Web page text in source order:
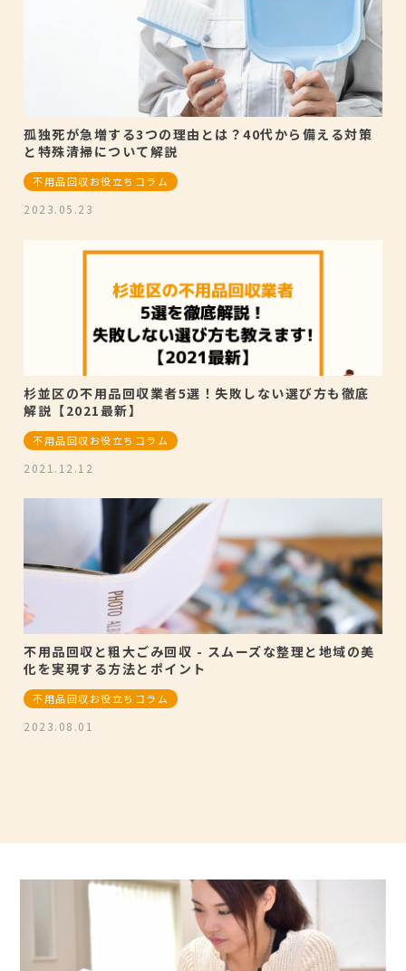
孤独死が急増する3つの理由とは？40代から備える対策
と特殊清掃について解説
不用品回収お役立ちコラム
2023.05.23
杉並区の不用品回収業者5選！失敗しない選び方も徹底
解説【2021最新】
不用品回収お役立ちコラム
2021.12.12
不用品回収と粗大ごみ回収 - スムーズな整理と地域の美
化を実現する方法とポイント
不用品回収お役立ちコラム
2023.08.01